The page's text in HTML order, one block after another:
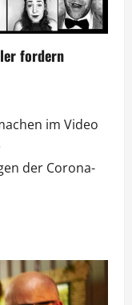
fordern
im Video
der Corona-